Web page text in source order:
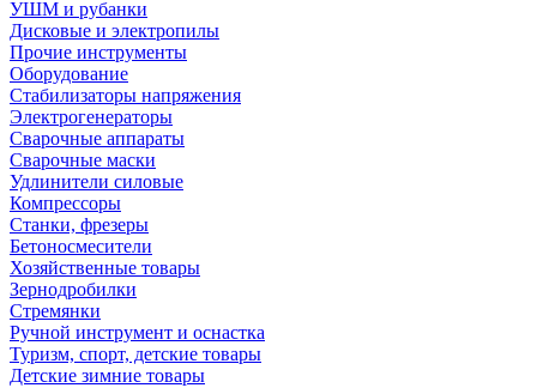
УШМ и рубанки
Дисковые и электропилы
Прочие инструменты
Оборудование
Стабилизаторы напряжения
Электрогенераторы
Сварочные аппараты
Сварочные маски
Удлинители силовые
Компрессоры
Станки, фрезеры
Бетоносмесители
Хозяйственные товары
Зернодробилки
Стремянки
Ручной инструмент и оснастка
Туризм, спорт, детские товары
Детские зимние товары